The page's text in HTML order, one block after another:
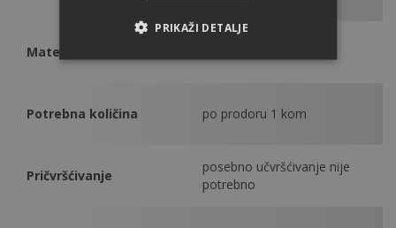
Materijal
Potrebna količina po prodoru 1 kom
Pričvršćivanje
posebno učvršćivanje nije
potrebno
PRIKAŽI DETALJE